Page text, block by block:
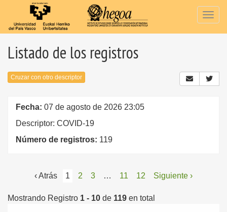
Listado de los registros
Cruzar con otro descriptor
Fecha: 07 de agosto de 2026 23:05
Descriptor: COVID-19
Número de registros: 119
‹ Atrás 1 2 3 … 11 12 Siguiente ›
Mostrando Registro 1 - 10 de 119 en total